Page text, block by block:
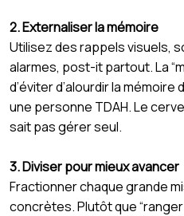
2. Externaliser la mémoire
Utilisez des rappels visuels,
alarmes, post-it partout. La
d’éviter d’alourdir la
une personne TDAH. Le
sait pas gérer seul.
3. Diviser pour mieux avancer
Fractionner chaque grande
concrètes. Plutôt que “ranger